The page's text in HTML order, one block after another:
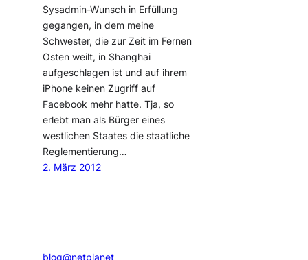
Sysadmin-Wunsch in Erfüllung
gegangen, in dem meine
Schwester, die zur Zeit im Fernen
Osten weilt, in Shanghai
aufgeschlagen ist und auf ihrem
iPhone keinen Zugriff auf
Facebook mehr hatte. Tja, so
erlebt man als Bürger eines
westlichen Staates die staatliche
Reglementierung…
2. März 2012
blog@netplanet